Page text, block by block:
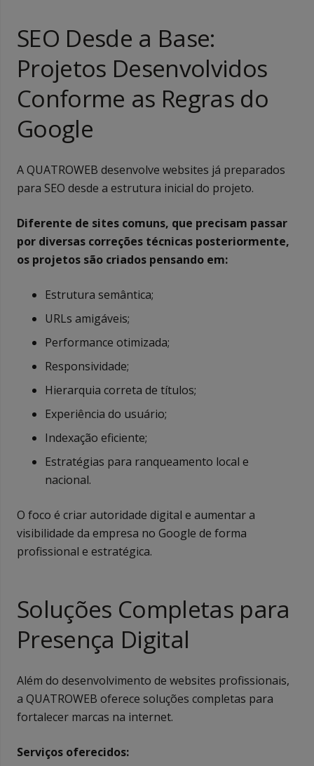
SEO Desde a Base:
Projetos Desenvolvidos
Conforme as Regras do
Google
A QUATROWEB desenvolve websites já preparados
para SEO desde a estrutura inicial do projeto.
Diferente de sites comuns, que precisam passar
por diversas correções técnicas posteriormente,
os projetos são criados pensando em:
Estrutura semântica;
URLs amigáveis;
Performance otimizada;
Responsividade;
Hierarquia correta de títulos;
Experiência do usuário;
Indexação eficiente;
Estratégias para ranqueamento local e
nacional.
O foco é criar autoridade digital e aumentar a
visibilidade da empresa no Google de forma
profissional e estratégica.
Soluções Completas para
Presença Digital
Além do desenvolvimento de websites profissionais,
a QUATROWEB oferece soluções completas para
fortalecer marcas na internet.
Serviços oferecidos: